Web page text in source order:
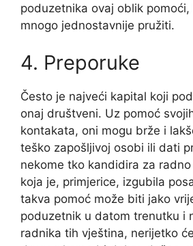
poduzetnika ovaj oblik
mnogo jednostavnije pružiti.
4. Preporuke
Često je najveći kapital koji
onaj društveni. Uz pomoć
kontakata, oni mogu brže i
teško zapošljivoj osobi ili dati
nekome tko kandidira za
koja je, primjerice, izgubila
takva pomoć može biti jako
poduzetnik u datom trenutku i
radnika tih vještina, nerijetko